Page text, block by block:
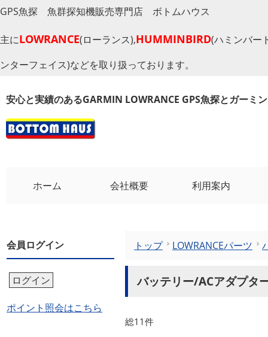
GPS魚探 魚群探知機販売専門店 ボトムハウス
主にLOWRANCE(ローランス),HUMMINBIRD(ハミンバー
ンターフェイス)などを取り扱っております。
安心と実績のあるGARMIN LOWRANCE GPS魚探とガーミ
ホーム 会社概要 利用案内
会員ログイン
ログイン
ポイント照会はこちら
トップ LOWRANCEパーツ
バッテリー/ACアダプタ
総11件